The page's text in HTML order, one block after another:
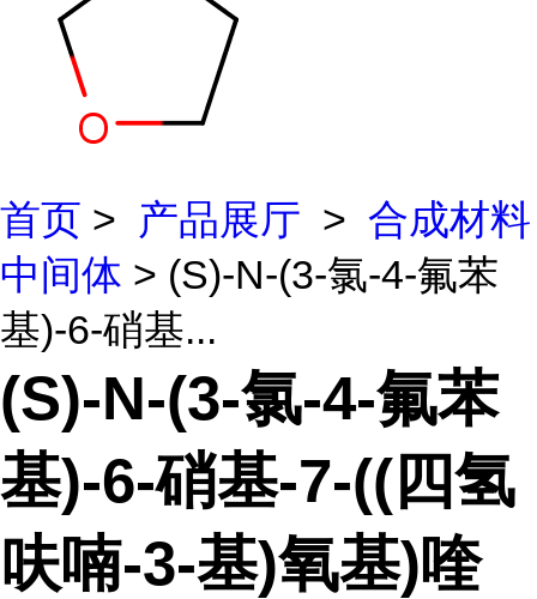
首页 > 产品展厅 > 合成材料
中间体 > (S)-N-(3-氯-4-氟苯
基)-6-硝基...
(S)-N-(3-氯-4-氟苯
基)-6-硝基-7-((四氢
呋喃-3-基)氧基)喹